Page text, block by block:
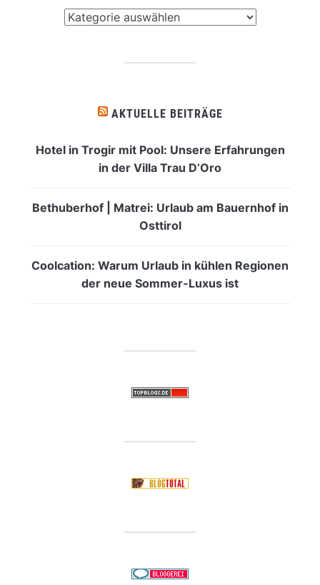
AKTUELLE BEITRÄGE
Hotel in Trogir mit Pool: Unsere Erfahrungen
in der Villa Trau D’Oro
Bethuberhof | Matrei: Urlaub am Bauernhof in
Osttirol
Coolcation: Warum Urlaub in kühlen Regionen
der neue Sommer-Luxus ist